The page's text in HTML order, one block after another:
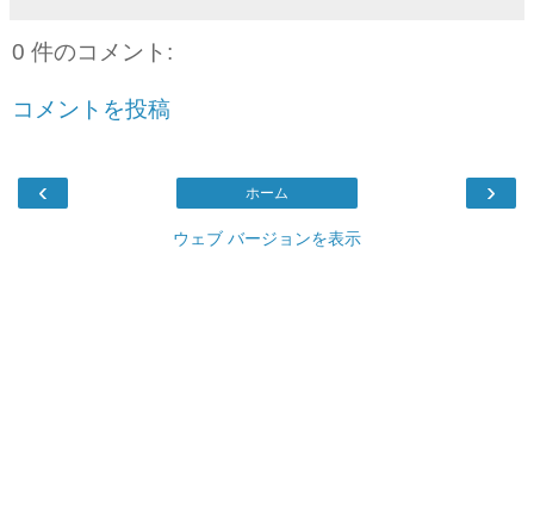
0 件のコメント:
コメントを投稿
‹ ›
ホーム
ウェブ バージョンを表示